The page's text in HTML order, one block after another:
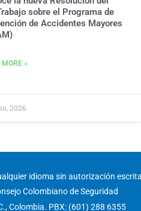
sobre el Programa de
de Accidentes Mayores
MORE »
2026
idioma sin autorización
Colombiano de Seguridad
Colombia. PBX: (601) 288 6355